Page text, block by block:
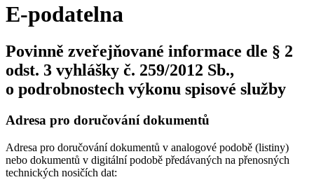
E-podatelna
Povinně zveřejňované informace dle § 2
odst. 3 vyhlášky č. 259/2012 Sb.,
o podrobnostech výkonu spisové služby
Adresa pro doručování dokumentů
Adresa pro doručování dokumentů v analogové podobě (listiny)
nebo dokumentů v digitální podobě předávaných na přenosných
technických nosičích dat: